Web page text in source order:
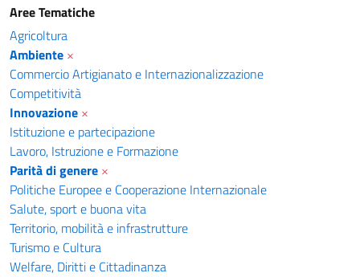
Catalogo bandi - Servizi Digitali Regione
Aree Tematiche
Agricoltura
Ambiente ×
Commercio Artigianato e Internazionalizzazione
Competitività
Innovazione ×
Istituzione e partecipazione
Lavoro, Istruzione e Formazione
Parità di genere ×
Politiche Europee e Cooperazione Internazionale
Salute, sport e buona vita
Territorio, mobilità e infrastrutture
Turismo e Cultura
Welfare, Diritti e Cittadinanza